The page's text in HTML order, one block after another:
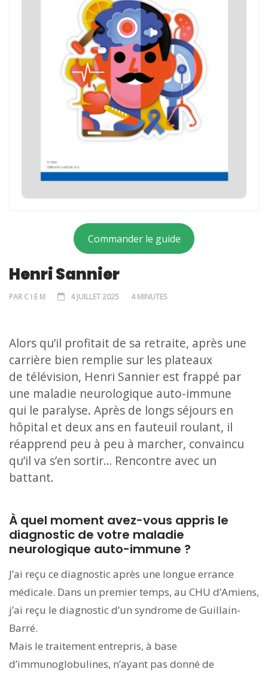
Commander le guide
Henri Sannier
PAR C I E M 4 JUILLET 2025 4 MINUTES
Alors qu’il profitait de sa retraite, après une
carrière bien remplie sur les plateaux
de télévision, Henri Sannier est frappé par
une maladie neurologique auto-immune
qui le paralyse. Après de longs séjours en
hôpital et deux ans en fauteuil roulant, il
réapprend peu à peu à marcher, convaincu
qu’il va s’en sortir… Rencontre avec un
battant.
À quel moment avez-vous appris le
diagnostic de votre maladie
neurologique auto-immune ?
J’ai reçu ce diagnostic après une longue errance
médicale. Dans un premier temps, au CHU d’Amiens,
j’ai reçu le diagnostic d’un syndrome de Guillain-
Barré.
Mais le traitement entrepris, à base
d’immunoglobulines, n’ayant pas donné de